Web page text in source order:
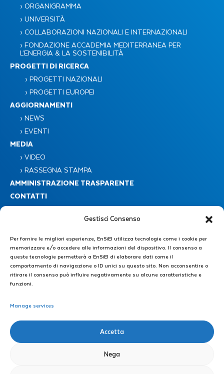
Gestisci Consenso
Per fornire le migliori esperienze, EnSiEl utilizza tecnologie come i cookie per
memorizzare e/o accedere alle informazioni del dispositivo. Il consenso a
queste tecnologie permetterà a EnSiEl di elaborare dati come il
comportamento di navigazione o ID unici su questo sito. Non acconsentire o
ritirare il consenso può influire negativamente su alcune caratteristiche e
funzioni.
Manage services
Accetta
Nega
› ORGANIGRAMMA
› UNIVERSITÀ
› COLLABORAZIONI NAZIONALI E INTERNAZIONALI
› FONDAZIONE ACCADEMIA MEDITERRANEA PER
L’ENERGIA & LA SOSTENIBILITÀ​
PROGETTI DI RICERCA
› PROGETTI NAZIONALI
› PROGETTI EUROPEI
AGGIORNAMENTI
› NEWS
› EVENTI
MEDIA
› VIDEO
› RASSEGNA STAMPA
AMMINISTRAZIONE TRASPARENTE
CONTATTI
Consorzio Nazionale Interuniversitario EnSiEL
Segreteria Amministrativa : +39 0776 299 3639 – +39 339 4606446
E-mail: direzione@consorzioensiel.it – segreteria@consorzioensiel.it
PEC: ensiel@certipec.it
Segreteria Tecnica di Direzione: +39 3298622874
E-mail: segreteriatecnica@consorzioensiel.it